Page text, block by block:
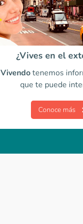
¿Vives en el
Vivendotenemos
que te puede
Conoce más